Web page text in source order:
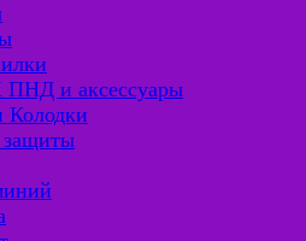
и аксессуары
Колодки
защиты